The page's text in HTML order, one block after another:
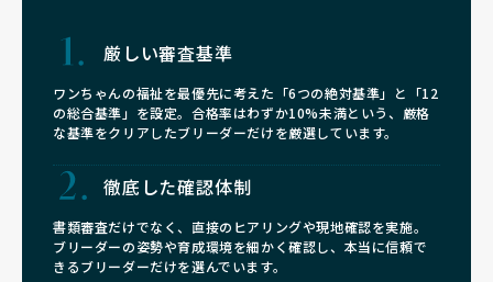
厳しい審査基準
ワンちゃんの福祉を最優先に考えた「6つの絶対基準」と「12
の総合基準」を設定。合格率はわずか10%未満という、厳格
な基準をクリアしたブリーダーだけを厳選しています。
徹底した確認体制
書類審査だけでなく、直接のヒアリングや現地確認を実施。
ブリーダーの姿勢や育成環境を細かく確認し、本当に信頼で
きるブリーダーだけを選んでいます。